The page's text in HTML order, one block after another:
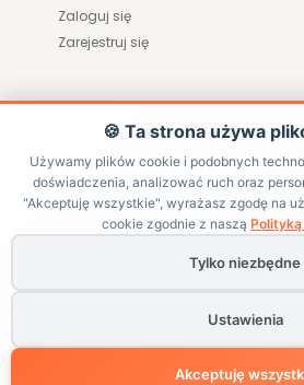
Zaloguj się
Zarejestruj się
ZWRÓĆ ZAMÓWIENIE /
jeździecki z akcesoriami
🍪 Ta strona używa
Używamy plików cookie i podobnych
doświadczenia, analizować ruch oraz
"Akceptuję wszystkie", wyrażasz zgodę na
cookie zgodnie z naszą
Tylko niezbędne
Ustawienia
Akceptuję